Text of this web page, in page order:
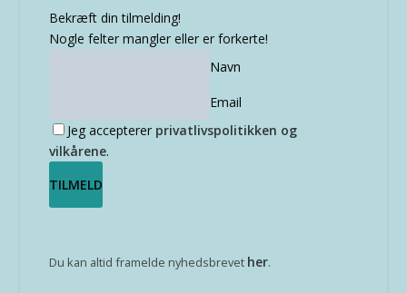
Bekræft din tilmelding!
Nogle felter mangler eller er forkerte!
Navn
Email
Jeg accepterer privatlivspolitikken og
vilkårene.
Du kan altid framelde nyhedsbrevet her.